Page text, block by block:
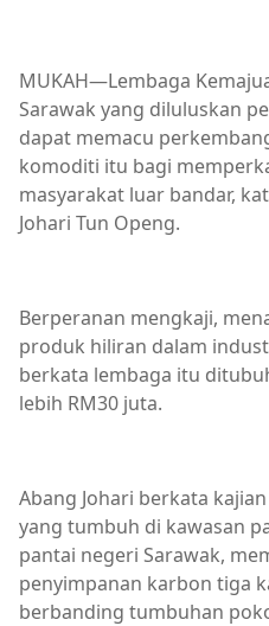
MUKAH—Lembaga
Sarawak yang diluluskan
dapat memacu
komoditi itu bagi
masyarakat luar bandar,
Johari Tun Openg.
Berperanan mengkaji,
produk hiliran dalam
berkata lembaga itu
lebih RM30 juta.
Abang Johari berkata
yang tumbuh di kawasan
pantai negeri Sarawak,
penyimpanan karbon tiga
berbanding tumbuhan